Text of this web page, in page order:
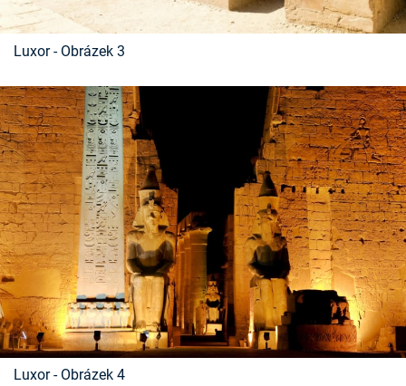
Luxor - Obrázek 3
Luxor - Obrázek 4